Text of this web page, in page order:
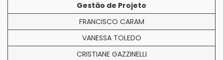
Gestão de Projeto
FRANCISCO CARAM
VANESSA TOLEDO
CRISTIANE GAZZINELLI